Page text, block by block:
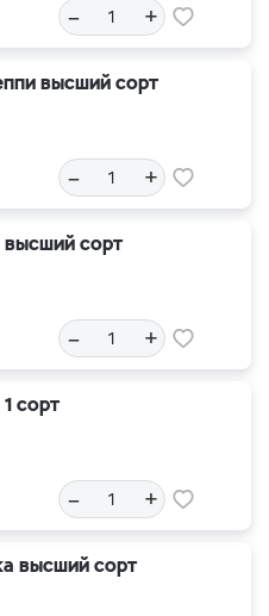
– +
высший сорт
– +
сорт
– +
сорт
– +
высший сорт